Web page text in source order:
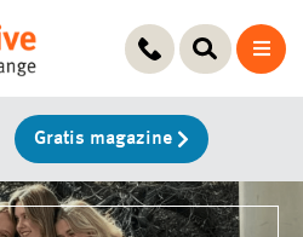
Gratis magazine